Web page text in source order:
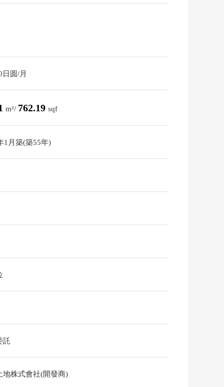
日圆/月
m²/ 762.19 sqf
1月築(築55年)
託
地株式會社(開發商)